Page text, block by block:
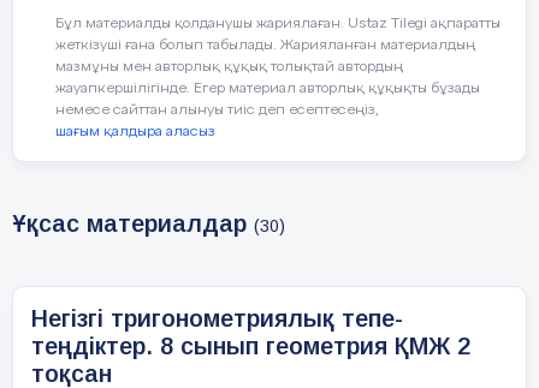
- бұрышты оның синусы, косинусы,
белгілі мәні бойынша салу.
Үй тапсырмасын
Тік бұрышты үшбұрыштың
дегеніміз не?
Бұл материалды қолданушы жариялаған. Ustaz Tilegi ақпаратты
жеткізуші ғана болып табылады. Жарияланған материалдың
мазмұны мен авторлық құқық толықтай автордың
жауапкершілігінде. Егер материал авторлық құқықты бұзады
немесе сайттан алынуы тиіс деп есептесеңіз,
шағым қалдыра аласыз
Ұқсас материалдар (30)
Негізгі тригонометриялық тепе-
теңдіктер. 8 сынып геометрия ҚМЖ 2
тоқсан